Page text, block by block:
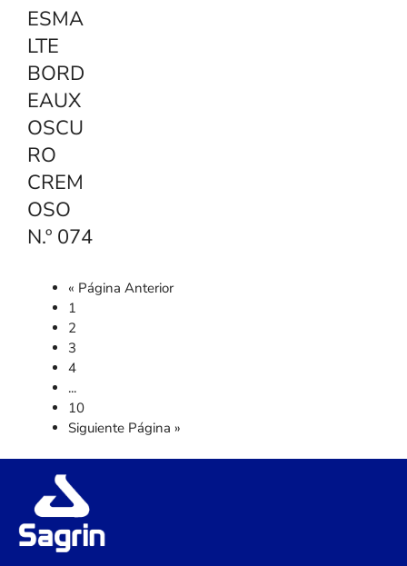
ESMA
LTE
BORD
EAUX
OSCU
RO
CREM
OSO
N.º 074
« Página Anterior
1
2
3
4
...
10
Siguiente Página »